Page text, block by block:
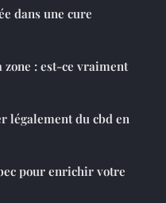
dans une cure
: est-ce vraiment
légalement du cbd en
pour enrichir votre